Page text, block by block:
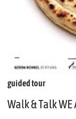
guided tour
Walk & Talk WE